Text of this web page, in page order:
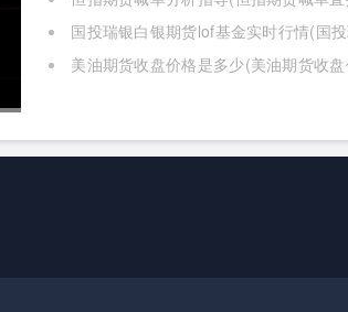
国投瑞银白银期货lof基金实时行情(国
实时行情怎么样)
美油期货收盘价格是多少(美油期货收